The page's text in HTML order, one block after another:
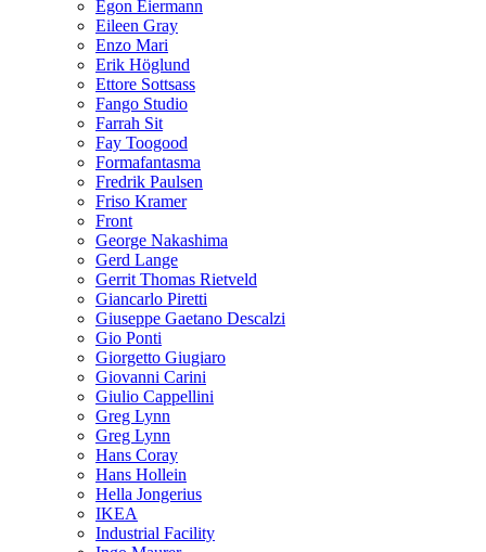
Egon Eiermann
Eileen Gray
Enzo Mari
Erik Höglund
Ettore Sottsass
Fango Studio
Farrah Sit
Fay Toogood
Formafantasma
Fredrik Paulsen
Friso Kramer
Front
George Nakashima
Gerd Lange
Gerrit Thomas Rietveld
Giancarlo Piretti
Giuseppe Gaetano Descalzi
Gio Ponti
Giorgetto Giugiaro
Giovanni Carini
Giulio Cappellini
Greg Lynn
Greg Lynn
Hans Coray
Hans Hollein
Hella Jongerius
IKEA
Industrial Facility